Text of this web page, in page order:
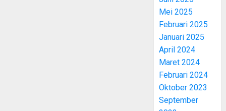
Mei 2025
Februari 2025
Januari 2025
April 2024
Maret 2024
Februari 2024
Oktober 2023
September